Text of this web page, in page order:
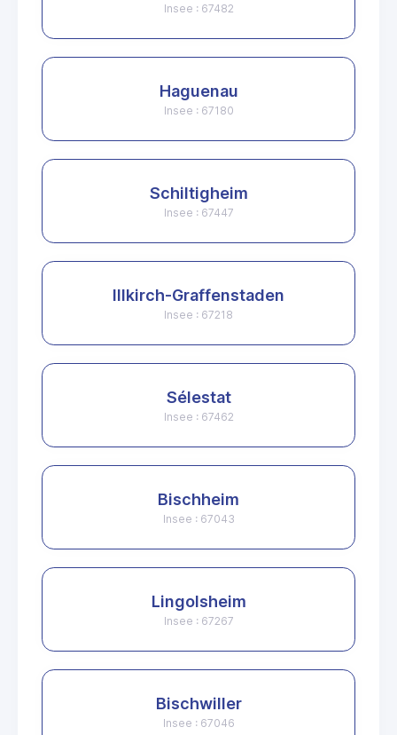
Insee : 67482
Haguenau
Insee : 67180
Schiltigheim
Insee : 67447
Illkirch-Graffenstaden
Insee : 67218
Sélestat
Insee : 67462
Bischheim
Insee : 67043
Lingolsheim
Insee : 67267
Bischwiller
Insee : 67046